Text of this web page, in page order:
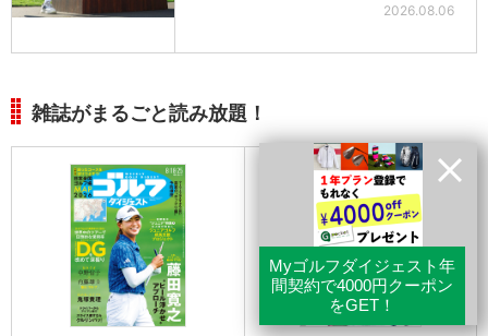
2026.08.06
雑誌がまるごと読み放題！